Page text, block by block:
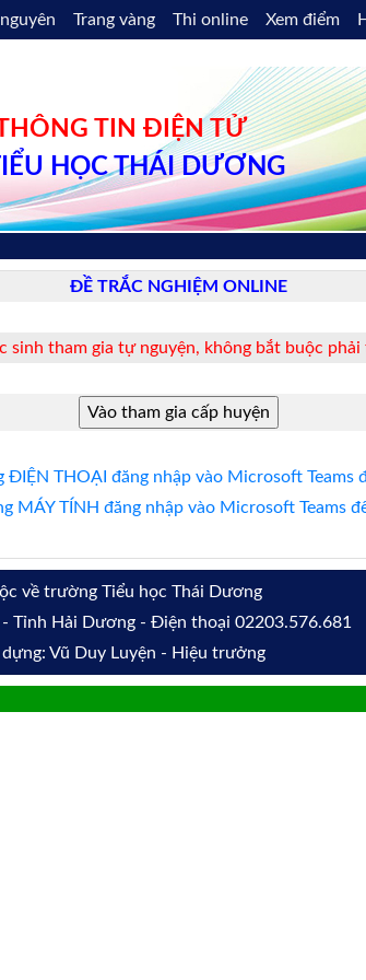
Trang vàng Thi online Xem điểm
TIN ĐIỆN TỬ
HỌC THÁI DƯƠNG
ĐỀ TRẮC NGHIỆM ONLINE
sinh tham gia tự nguyện, không bắt buộc phải
ĐIỆN THOẠI đăng nhập vào Microsoft Teams
MÁY TÍNH đăng nhập vào Microsoft Teams
về trường Tiểu học Thái Dương
Tỉnh Hải Dương - Điện thoại 02203.576.681
Vũ Duy Luyện - Hiệu trưởng